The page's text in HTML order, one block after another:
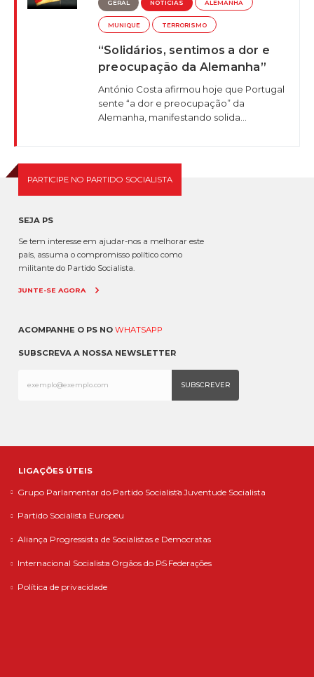
GERAL NOTÍCIAS ALEMANHA
MUNIQUE TERRORISMO
“Solidários, sentimos a dor e
preocupação da Alemanha”
António Costa afirmou hoje que Portugal
sente “a dor e preocupação” da
Alemanha, manifestando solida...
PARTICIPE NO PARTIDO SOCIALISTA
SEJA PS
Se tem interesse em ajudar-nos a melhorar este
país, assuma o compromisso político como
militante do Partido Socialista.
JUNTE-SE AGORA
ACOMPANHE O PS NO WHATSAPP
SUBSCREVA A NOSSA NEWSLETTER
LIGAÇÕES ÚTEIS
Grupo Parlamentar do Partido Socialista Juventude Socialista
Partido Socialista Europeu
Aliança Progressista de Socialistas e Democratas
Internacional Socialista Orgãos do PS Federações
Política de privacidade